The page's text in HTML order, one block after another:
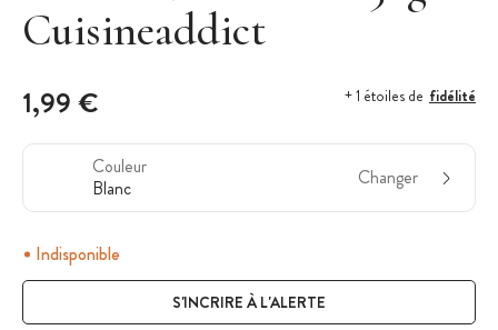
Cuisineaddict
1,99 € + 1 étoiles de fidélité
Couleur
Blanc
Changer
Indisponible
S'INCRIRE À L'ALERTE